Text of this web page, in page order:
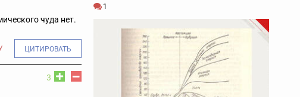
чуда нет.
ЦИТИРОВАТЬ
3
1